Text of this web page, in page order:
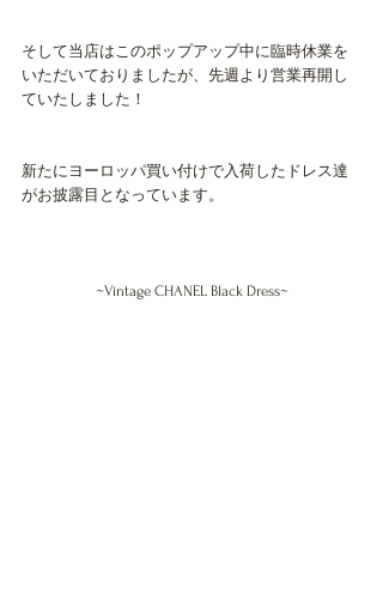
そして当店はこのポップアップ中に臨時休業を
いただいておりましたが、先週より営業再開し
ていたしました！
新たにヨーロッパ買い付けで入荷したドレス達
がお披露目となっています。
~Vintage CHANEL Black Dress~